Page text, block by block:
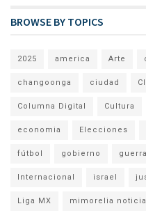
BROWSE BY TOPICS
2025 america Arte
changoonga ciudad
Columna Digital Cultura
economia Elecciones
fútbol gobierno guerra
Internacional israel
Liga MX mimorelia